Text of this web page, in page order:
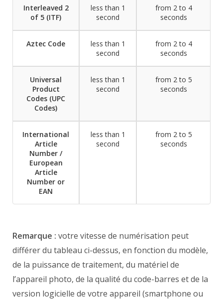
Interleaved 2
of 5 (ITF)
less than 1
second
from 2 to 4
seconds
Aztec Code
less than 1
second
from 2 to 4
seconds
Universal
Product
Codes (UPC
Codes)
less than 1
second
from 2 to 5
seconds
International
Article
Number /
European
Article
Number or
EAN
less than 1
second
from 2 to 5
seconds
Remarque : votre vitesse de numérisation peut
différer du tableau ci-dessus, en fonction du modèle,
de la puissance de traitement, du matériel de
l’appareil photo, de la qualité du code-barres et de la
version logicielle de votre appareil (smartphone ou